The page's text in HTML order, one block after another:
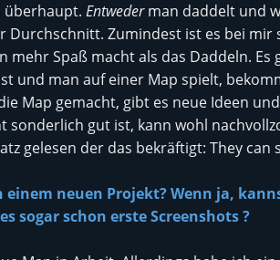
überhaupt. Entwederman daddelt und
Zumindest ist es bei mir
mehr Spaß macht als das Daddeln. Es
und man auf einer Map spielt,
Map gemacht, gibt es neue Ideen
sonderlich gut ist, kann wohl
gelesen der das bekräftigt: They can
einem neuen Projekt? Wenn ja,
sogar schon erste Screenshots ?